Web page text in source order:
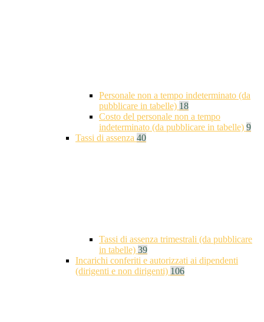
Personale non a tempo indeterminato (da
pubblicare in tabelle) 18
Costo del personale non a tempo
indeterminato (da pubblicare in tabelle) 9
Tassi di assenza 40
Tassi di assenza trimestrali (da pubblicare
in tabelle) 39
Incarichi conferiti e autorizzati ai dipendenti
(dirigenti e non dirigenti) 106